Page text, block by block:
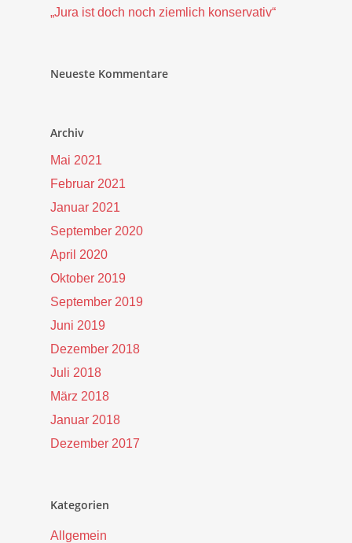
„Jura ist doch noch ziemlich konservativ“
Neueste Kommentare
Archiv
Mai 2021
Februar 2021
Januar 2021
September 2020
April 2020
Oktober 2019
September 2019
Juni 2019
Dezember 2018
Juli 2018
März 2018
Januar 2018
Dezember 2017
Kategorien
Allgemein